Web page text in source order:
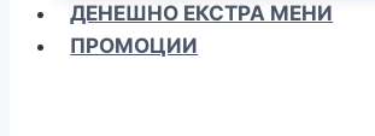
ДЕНЕШНО ЕКСТРА МЕНИ
ПРОМОЦИИ